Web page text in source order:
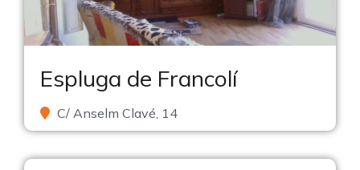
Espluga de Francolí
C/ Anselm Clavé, 14